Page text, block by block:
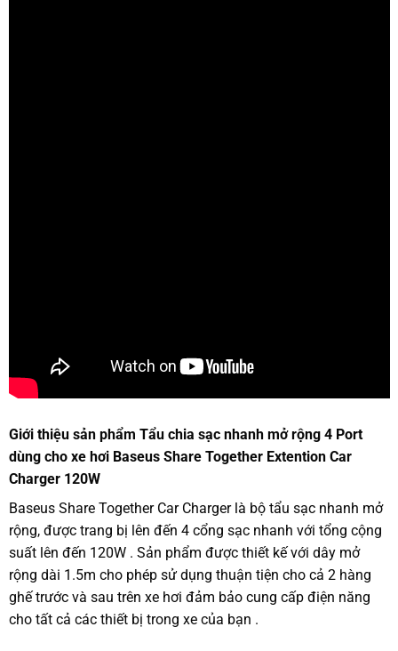
Giới thiệu sản phẩm Tẩu chia sạc nhanh mở rộng 4 Port
dùng cho xe hơi Baseus Share Together Extention Car
Charger 120W
Baseus Share Together Car Charger là bộ tẩu sạc nhanh mở
rộng, được trang bị lên đến 4 cổng sạc nhanh với tổng cộng
suất lên đến 120W . Sản phẩm được thiết kế với dây mở
rộng dài 1.5m cho phép sử dụng thuận tiện cho cả 2 hàng
ghế trước và sau trên xe hơi đảm bảo cung cấp điện năng
cho tất cả các thiết bị trong xe của bạn .